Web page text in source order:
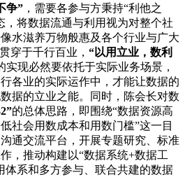
争” ，需要各参与方秉持“利他之
，将数据流通与利用视为对整个社
水滋养万物般惠及各个行业与广大
穿于千行百业， “以用立业，数利
实现必然要依托于实际业务场景，
各业的实际运作中，才能让数据的
据的立业之能。同时，陈会长对数
的总体思路，即围绕“数据资源高
社会用数成本和用数门槛”这一目
通交流平台，开展专题研究、标准
，推动构建以“数据系统+数据工
体系和多方参与、联合共建的数据